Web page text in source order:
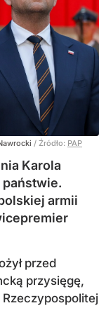
/ Źródło: PAP
Karola
armii
przed
przysięgę,